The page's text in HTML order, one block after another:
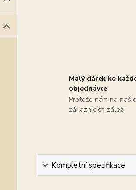
Malý dárek ke
objednávce
Protože nám na
zákaznících záleží
Kompletní specifikace